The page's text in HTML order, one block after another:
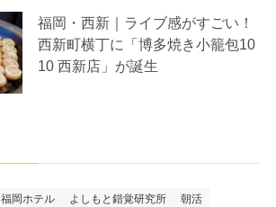
福岡・西新｜ライブ感がすごい！
西新町横丁に「博多焼き小籠包10
10 西新店」が誕生
福岡ホテル よしもと錯覚研究所
朝活